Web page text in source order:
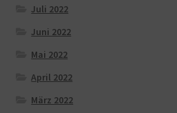
Juli 2022
Juni 2022
Mai 2022
April 2022
März 2022